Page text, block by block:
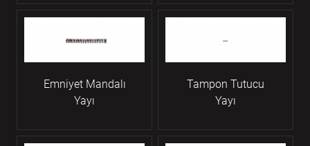
Emniyet Mandalı
Yayı
Tampon Tutucu
Yayı